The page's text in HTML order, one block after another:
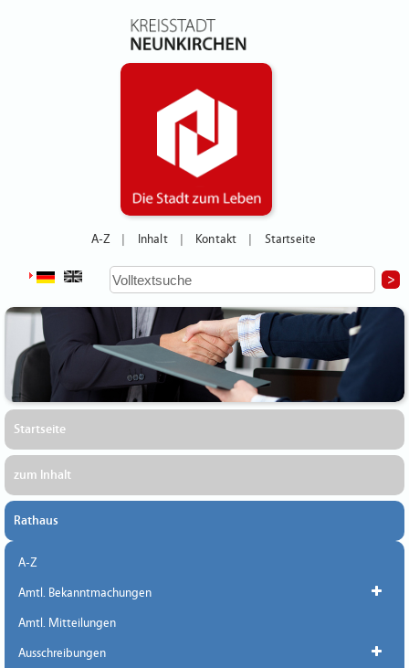
A-Z Inhalt Kontakt Startseite
Startseite
zum Inhalt
Rathaus
A-Z
Amtl. Bekanntmachungen
Amtl. Mitteilungen
Ausschreibungen